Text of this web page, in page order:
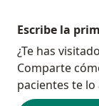
Escribe la
¿Te has
Comparte
pacientes te